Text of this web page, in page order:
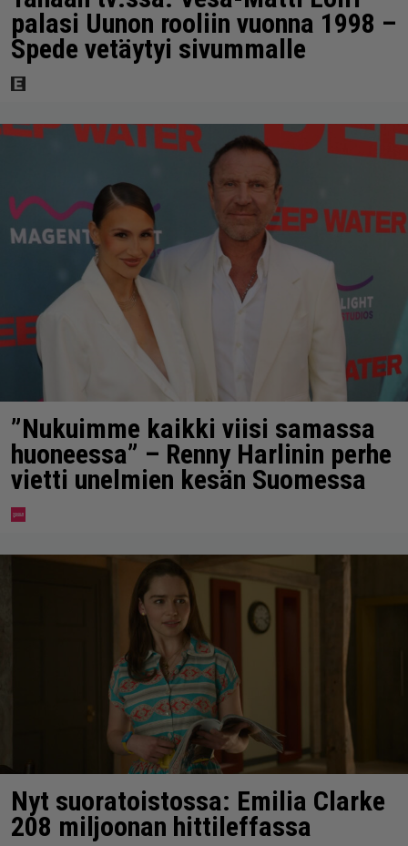
palasi Uunon rooliin vuonna 1998 –
Spede vetäytyi sivummalle
”Nukuimme kaikki viisi samassa
huoneessa” – Renny Harlinin perhe
vietti unelmien kesän Suomessa
Nyt suoratoistossa: Emilia Clarke
208 miljoonan hittileffassa